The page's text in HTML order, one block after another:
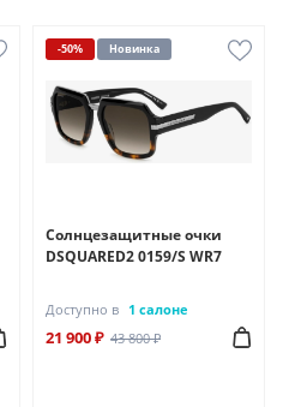
-50% Новинка
Солнцезащитные очки
DSQUARED2 0159/S WR7
Доступно в 1 салоне
21 900 ₽ 43 800 ₽